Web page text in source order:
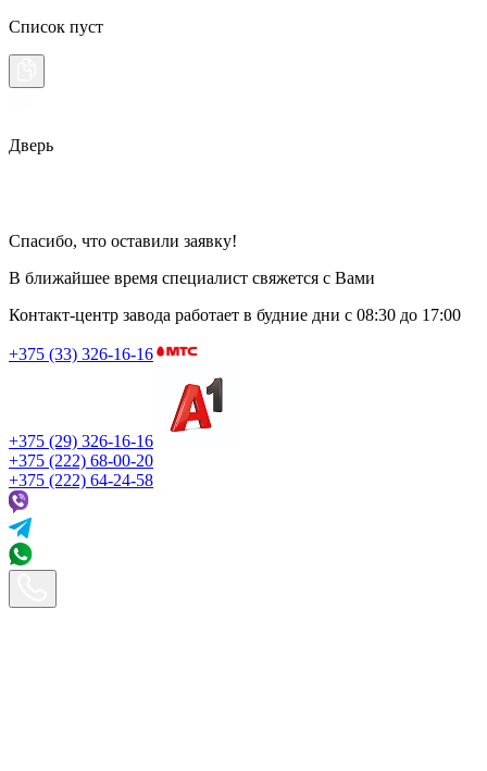
Список пуст
Дверь
Спасибо, что оставили заявку!
В ближайшее время специалист свяжется с Вами
Контакт-центр завода работает в будние дни с 08:30 до 17:00
+375 (33) 326-16-16
+375 (29) 326-16-16
+375 (222) 68-00-20
+375 (222) 64-24-58